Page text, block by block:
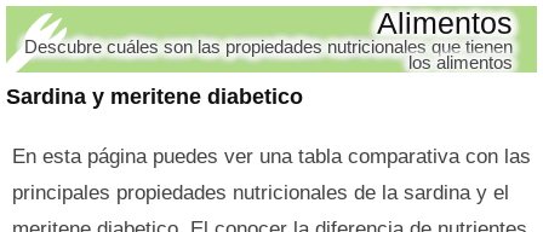
Sardina y meritene diabetico
Alimentos
Descubre cuáles son las propiedades nutricionales que tienen
los alimentos
En esta página puedes ver una tabla comparativa con las
principales propiedades nutricionales de la sardina y el